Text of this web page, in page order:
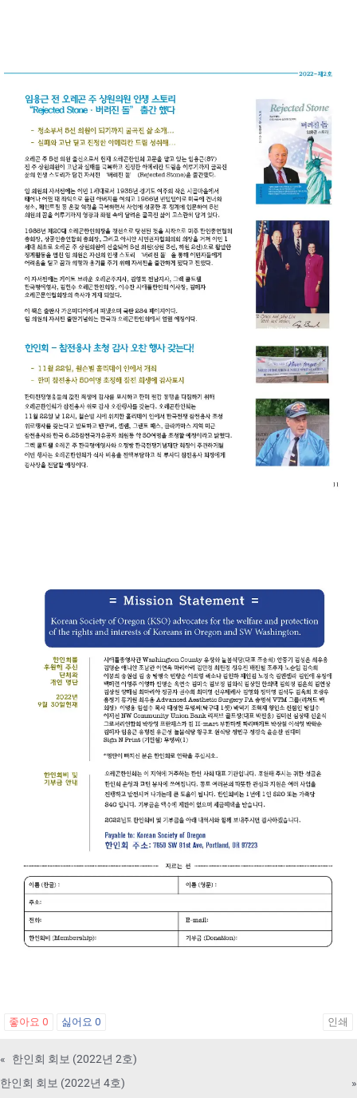
좋아요 0 싫어요 0 인쇄
«
한인회 회보 (2022년 2호)
한인회 회보 (2022년 4호)
»